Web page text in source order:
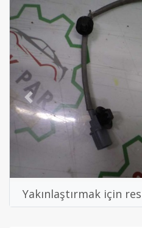
Previous
Yakınlaştırmak için